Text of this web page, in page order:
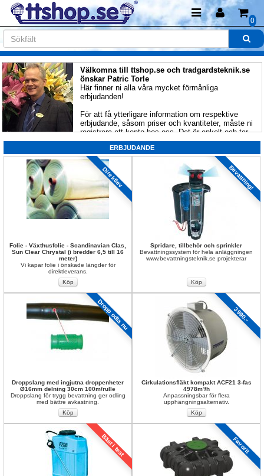
0
Välkomna till ttshop.se och tradgardsteknik.se
önskar Patric Torle
Här finner ni alla våra mycket förmånliga
erbjudanden!
För att få ytterligare information om respektive
erbjudande, såsom priser och kvantiteter, måste ni
registrera ett konto hos oss. Det är enkelt och tar
bara några minuter!
Registrera er här
» Logga in här
ERBJUDANDE
Direktlev
Folie - Växthusfolie - Scandinavian Clas,
Sun Clear Chrystal (i bredder 6,5 till 16
meter)
Vi kapar folie i önskade längder för
direktleverans.
Bevattning!
Spridare, tillbehör och sprinkler
Bevattningssystem för hela anläggningen
www.bevattningsteknik.se projekterar
Dropp odla nu
Droppslang med ingjutna droppenheter
Ø16mm delning 30cm 100m/rulle
Droppslang för trygg bevattning ger odling
med bättre avkastning.
3990.-
Cirkulationsfläkt kompakt ACF21 3-fas
4978m³/h
Anpassningsbar för flera
upphängningsalternativ.
Bäst i test Favorit